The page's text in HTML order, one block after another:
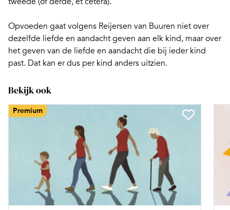
Opvoeden gaat volgens Reijersen van Buuren niet over
dezelfde liefde en aandacht geven aan elk kind, maar over
het geven van de liefde en aandacht die bij ieder kind
past. Dat kan er dus per kind anders uitzien.
Bekijk ook
Premium